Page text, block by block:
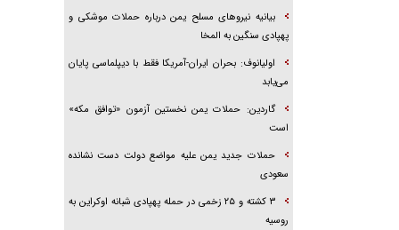
بیانیه نیروهای مسلح یمن درباره حملات موشکی و
پهپادی سنگین به المخا
اولیانوف: بحران ایران-آمریکا فقط با دیپلماسی پایان
می‌یابد
گاردین: حملات یمن نخستین آزمون «توافق مکه»
است
حملات جدید یمن علیه مواضع دولت دست نشانده
سعودی
۳ کشته و ۲۵ زخمی در حمله پهپادی شبانه اوکراین به
روسیه